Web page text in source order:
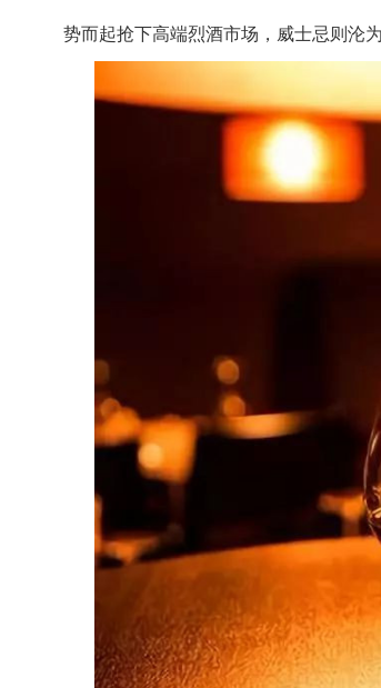
势而起抢下高端烈酒市场，威士忌则沦